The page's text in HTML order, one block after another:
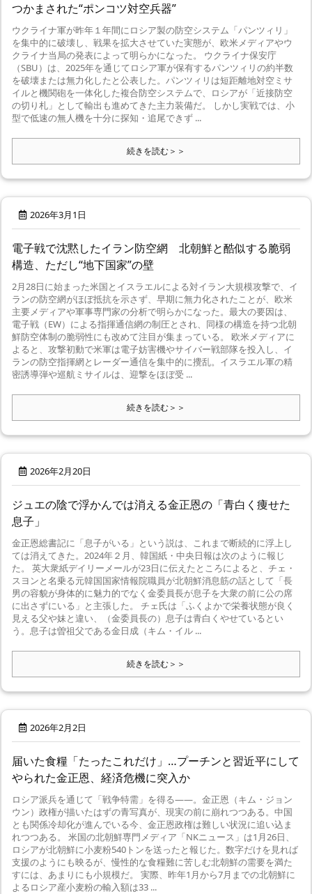
つかまされた“ポンコツ対空兵器”
ウクライナ軍が昨年１年間にロシア製の防空システム「パンツィリ」
を集中的に破壊し、戦果を拡大させていた実態が、欧米メディアやウ
クライナ当局の発表によって明らかになった。 ウクライナ保安庁
（SBU）は、2025年を通じてロシア軍が保有するパンツィリの約半数
を破壊または無力化したと公表した。パンツィリは短距離地対空ミサ
イルと機関砲を一体化した複合防空システムで、ロシアが「近接防空
の切り札」として輸出も進めてきた主力装備だ。 しかし実戦では、小
型で低速の無人機を十分に探知・追尾できず ...
続きを読む＞＞
2026年3月1日
電子戦で沈黙したイラン防空網 北朝鮮と酷似する脆弱
構造、ただし“地下国家”の壁
2月28日に始まった米国とイスラエルによる対イラン大規模攻撃で、イ
ランの防空網がほぼ抵抗を示さず、早期に無力化されたことが、欧米
主要メディアや軍事専門家の分析で明らかになった。最大の要因は、
電子戦（EW）による指揮通信網の制圧とされ、同様の構造を持つ北朝
鮮防空体制の脆弱性にも改めて注目が集まっている。 欧米メディアに
よると、攻撃初動で米軍は電子妨害機やサイバー戦部隊を投入し、イ
ランの防空指揮網とレーダー通信を集中的に攪乱。イスラエル軍の精
密誘導弾や巡航ミサイルは、迎撃をほぼ受 ...
続きを読む＞＞
2026年2月20日
ジュエの陰で浮かんでは消える金正恩の「青白く痩せた
息子」
金正恩総書記に「息子がいる」という説は、これまで断続的に浮上し
ては消えてきた。2024年２月、韓国紙・中央日報は次のように報じ
た。 英大衆紙デイリーメールが23日に伝えたところによると、チェ・
スヨンと名乗る元韓国国家情報院職員が北朝鮮消息筋の話として「長
男の容貌が身体的に魅力的でなく金委員長が息子を大衆の前に公の席
に出さずにいる」と主張した。 チェ氏は「ふくよかで栄養状態が良く
見える父や妹と違い、（金委員長の）息子は青白くやせているとい
う。息子は曽祖父である金日成（キム・イル ...
続きを読む＞＞
2026年2月2日
届いた食糧「たったこれだけ」…プーチンと習近平にして
やられた金正恩、経済危機に突入か
ロシア派兵を通じて「戦争特需」を得る――。金正恩（キム・ジョン
ウン）政権が描いたはずの青写真が、現実の前に崩れつつある。中国
とも関係冷却化が進んでいる今、金正恩政権は難しい状況に追い込ま
れつつある。 米国の北朝鮮専門メディア「NKニュース」は1月26日、
ロシアが北朝鮮に小麦粉540トンを送ったと報じた。数字だけを見れば
支援のようにも映るが、慢性的な食糧難に苦しむ北朝鮮の需要を満た
すには、あまりにも小規模だ。 実際、昨年1月から7月までの北朝鮮に
よるロシア産小麦粉の輸入額は33 ...